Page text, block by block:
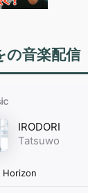
の音楽配信